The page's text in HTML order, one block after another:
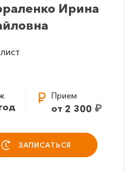
Ирина
Прием
от 2 300 ₽
ЗАПИСАТЬСЯ